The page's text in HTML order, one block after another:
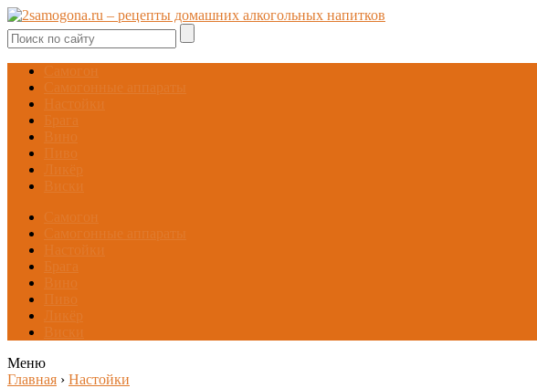
Самогон
Самогонные аппараты
Настойки
Брага
Вино
Пиво
Ликёр
Виски
Самогон
Самогонные аппараты
Настойки
Брага
Вино
Пиво
Ликёр
Виски
Меню
Главная › Настойки